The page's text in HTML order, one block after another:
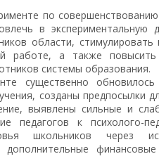
по совершенствованию
в экспериментальную
области, стимулировать
работе, а также
системы образования.
существенно обновилось
созданы предпосылки
выявлены сильные и
педагогов к психолого-
школьников через
дополнительные